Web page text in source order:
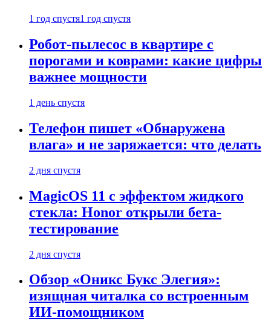
1 год спустя1 год спустя
Робот-пылесос в квартире с
порогами и коврами: какие цифры
важнее мощности
1 день спустя
Телефон пишет «Обнаружена
влага» и не заряжается: что делать
2 дня спустя
MagicOS 11 с эффектом жидкого
стекла: Honor открыли бета-
тестирование
2 дня спустя
Обзор «Оникс Букс Элегия»:
изящная читалка со встроенным
ИИ-помощником